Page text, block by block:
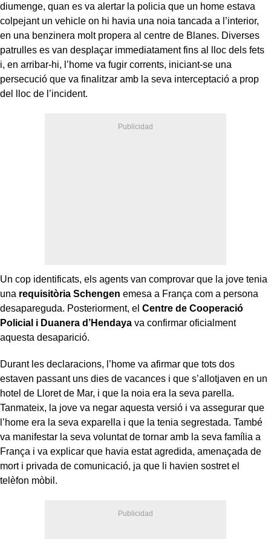
diumenge, quan es va alertar la policia que un home estava
colpejant un vehicle on hi havia una noia tancada a l’interior,
en una benzinera molt propera al centre de Blanes. Diverses
patrulles es van desplaçar immediatament fins al lloc dels fets
i, en arribar-hi, l’home va fugir corrents, iniciant-se una
persecució que va finalitzar amb la seva interceptació a prop
del lloc de l’incident.
Un cop identificats, els agents van comprovar que la jove tenia
una requisitòria Schengen emesa a França com a persona
desapareguda. Posteriorment, el Centre de Cooperació
Policial i Duanera d’Hendaya va confirmar oficialment
aquesta desaparició.
Durant les declaracions, l’home va afirmar que tots dos
estaven passant uns dies de vacances i que s’allotjaven en un
hotel de Lloret de Mar, i que la noia era la seva parella.
Tanmateix, la jove va negar aquesta versió i va assegurar que
l’home era la seva exparella i que la tenia segrestada. També
va manifestar la seva voluntat de tornar amb la seva família a
França i va explicar que havia estat agredida, amenaçada de
mort i privada de comunicació, ja que li havien sostret el
telèfon mòbil.